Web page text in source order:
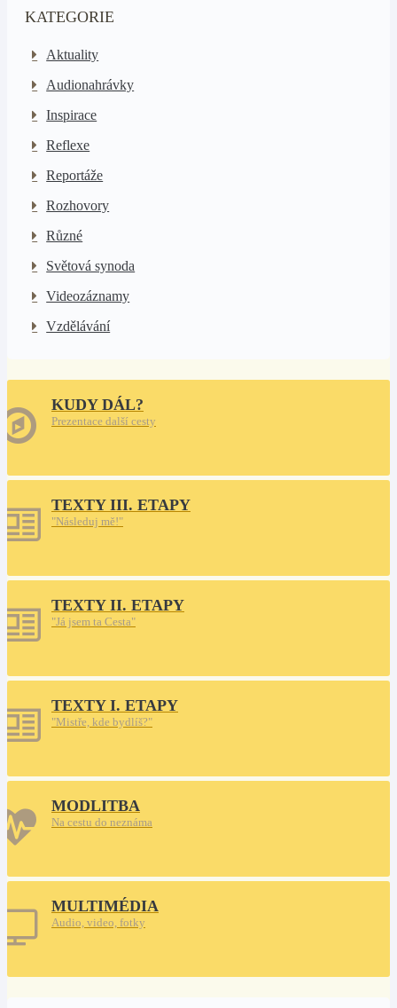
KATEGORIE
Aktuality
Audionahrávky
Inspirace
Reflexe
Reportáže
Rozhovory
Různé
Světová synoda
Videozáznamy
Vzdělávání
KUDY DÁL?
Prezentace další cesty
TEXTY III. ETAPY
"Následuj mě!"
TEXTY II. ETAPY
"Já jsem ta Cesta"
TEXTY I. ETAPY
"Mistře, kde bydlíš?"
MODLITBA
Na cestu do neznáma
MULTIMÉDIA
Audio, video, fotky